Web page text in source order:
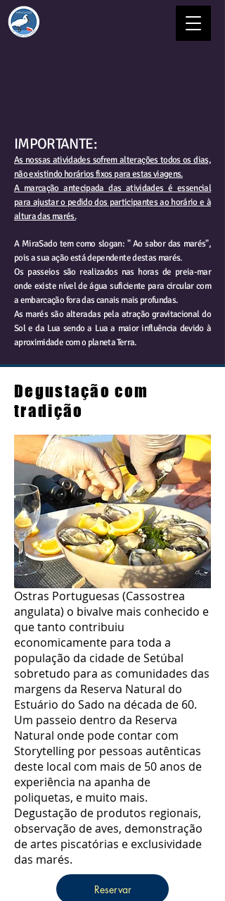
IMPORTANTE:
As nossas atividades sofrem alterações todos os dias,
não existindo horários fixos para estas viagens.
A marcação antecipada das atividades é essencial
para ajustar o pedido dos participantes ao horário e à
altura das marés.
A MiraSado tem como slogan: " Ao sabor das marés",
pois a sua ação está dependente destas marés.
Os passeios são realizados nas horas de preia-mar
onde existe nível de água suficiente para circular com
a embarcação fora das canais mais profundas.
As marés são alteradas pela atração gravitacional do
Sol e da Lua sendo a Lua a maior influência devido à
aproximidade com o planeta Terra.
Degustação com
tradição
Ostras Portuguesas (Cassostrea
angulata) o bivalve mais conhecido e
que tanto contribuiu
economicamente para toda a
população da cidade de Setúbal
sobretudo para as comunidades das
margens da Reserva Natural do
Estuário do Sado na década de 60.
Um passeio dentro da Reserva
Natural onde pode contar com
Storytelling por pessoas autênticas
deste local com mais de 50 anos de
experiência na apanha de
poliquetas, e muito mais.
Degustação de produtos regionais,
observação de aves, demonstração
de artes piscatórias e exclusividade
das marés.
Reservar